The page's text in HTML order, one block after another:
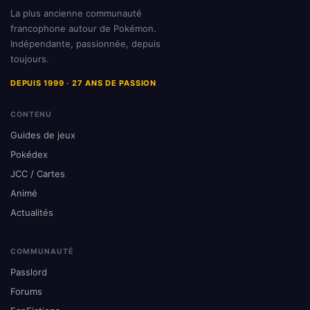
La plus ancienne communauté
francophone autour de Pokémon.
Indépendante, passionnée, depuis
toujours.
DEPUIS 1999 · 27 ANS DE PASSION
CONTENU
Guides de jeux
Pokédex
JCC / Cartes
Animé
Actualités
COMMUNAUTÉ
Passlord
Forums